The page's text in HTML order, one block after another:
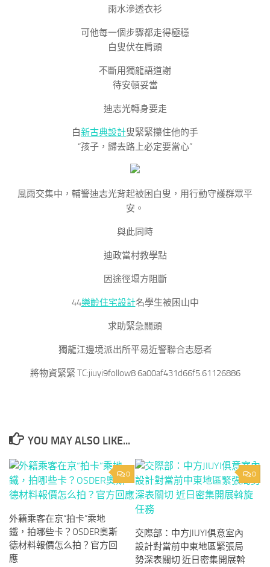
雨水滲透衣衫
可他每一個步驟都走得極穩
白叟伏在肩頭
不斷用獨龍語道謝
待安頓妥當
迪志光轉身要走
白新古典設計叟緊緊攥住他的手
“孩子，歸去路上必定要當心”
風雨交集中，輔警迪志光背起被困白叟，用行動守護群眾平
安。
與此同時
迪政當村教學點
因途徑塌方阻斷
44樂齡住宅設計名學生被困山中
求助緊急關頭
獨龍江邊境派出所平易近警聯合志愿者
將物資緊緊 TC:jiuyi9follow8 6a00af431d66f5.61126886
YOU MAY ALSO LIKE...
0
外籍乘客在京“拍卡”乘地
鐵，拍哪些卡？OSDER奧斯
德材料報價怎么拍？官方回
應
0
交際部：中方JIUYI俱意室內
設計對當前中東地區緊張局
勢深表關切 近日密集開展斡